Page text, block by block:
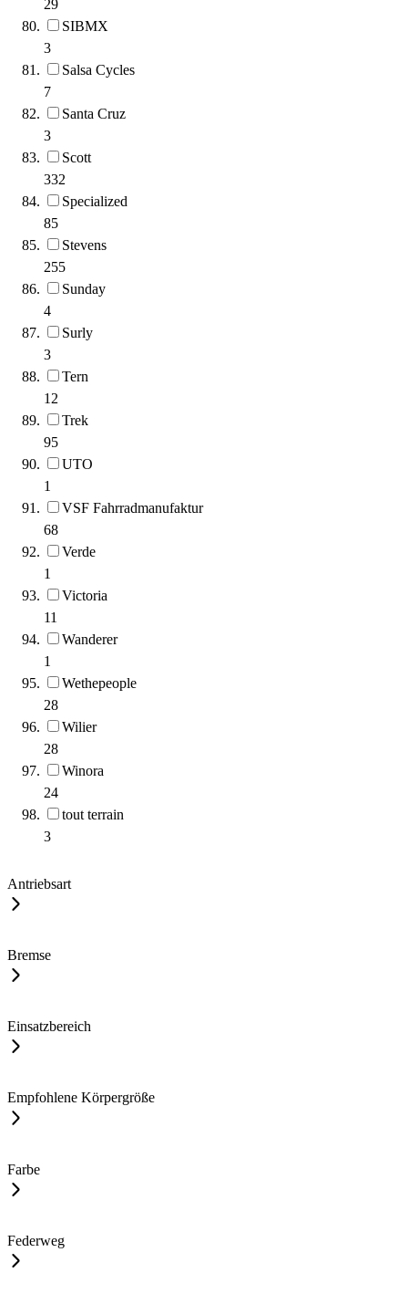
29
SIBMX
3
Salsa Cycles
7
Santa Cruz
3
Scott
332
Specialized
85
Stevens
255
Sunday
4
Surly
3
Tern
12
Trek
95
UTO
1
VSF Fahrradmanufaktur
68
Verde
1
Victoria
11
Wanderer
1
Wethepeople
28
Wilier
28
Winora
24
tout terrain
3
Antriebsart
Bremse
Einsatzbereich
Empfohlene Körpergröße
Farbe
Federweg